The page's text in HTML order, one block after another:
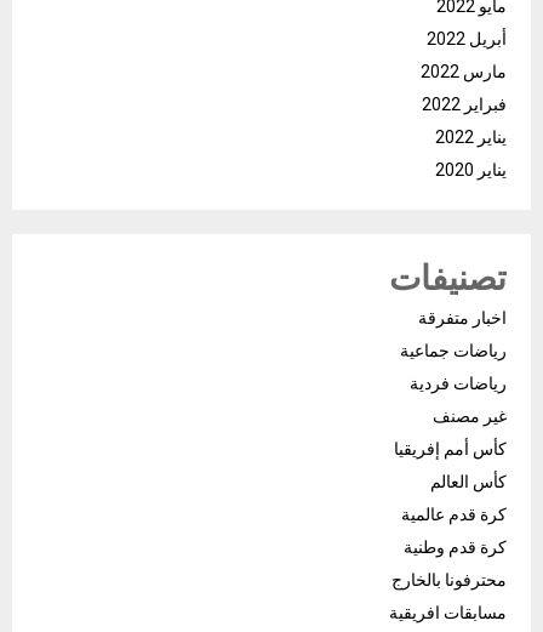
مايو 2022
أبريل 2022
مارس 2022
فبراير 2022
يناير 2022
يناير 2020
تصنيفات
اخبار متفرقة
رياضات جماعية
رياضات فردية
غير مصنف
كأس أمم إفريقيا
كأس العالم
كرة قدم عالمية
كرة قدم وطنية
محترفونا بالخارج
مسابقات افريقية